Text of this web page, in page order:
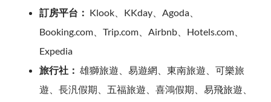
訂房平台： Klook、KKday、Agoda、
Booking.com、Trip.com、Airbnb、Hotels.com、
Expedia
旅行社： 雄獅旅遊、易遊網、東南旅遊、可樂旅
遊、長汎假期、五福旅遊、喜鴻假期、易飛旅遊、